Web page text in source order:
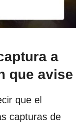
a
que avise
que el
capturas de